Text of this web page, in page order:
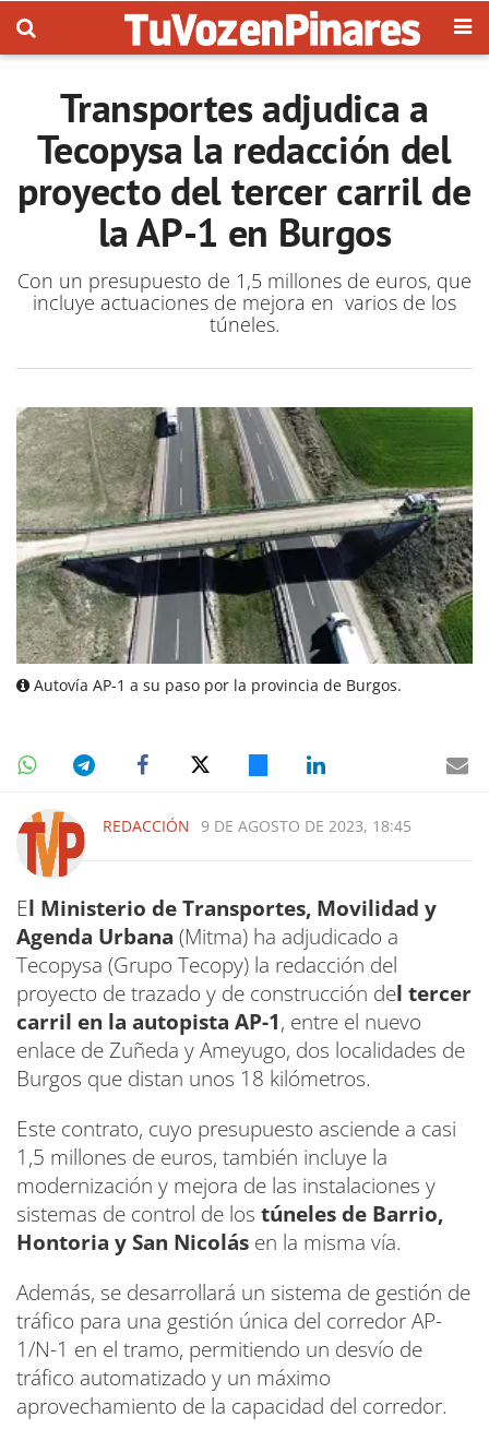
Transportes adjudica a
Tecopysa la redacción del
proyecto del tercer carril de
la AP-1 en Burgos
Con un presupuesto de 1,5 millones de euros, que
incluye actuaciones de mejora en varios de los
túneles.
Autovía AP-1 a su paso por la provincia de Burgos.
REDACCIÓN 9 DE AGOSTO DE 2023, 18:45
El Ministerio de Transportes, Movilidad y
Agenda Urbana (Mitma) ha adjudicado a
Tecopysa (Grupo Tecopy) la redacción del
proyecto de trazado y de construcción del tercer
carril en la autopista AP-1, entre el nuevo
enlace de Zuñeda y Ameyugo, dos localidades de
Burgos que distan unos 18 kilómetros.
Este contrato, cuyo presupuesto asciende a casi
1,5 millones de euros, también incluye la
modernización y mejora de las instalaciones y
sistemas de control de los túneles de Barrio,
Hontoria y San Nicolás en la misma vía.
Además, se desarrollará un sistema de gestión de
tráfico para una gestión única del corredor AP-
1/N-1 en el tramo, permitiendo un desvío de
tráfico automatizado y un máximo
aprovechamiento de la capacidad del corredor.